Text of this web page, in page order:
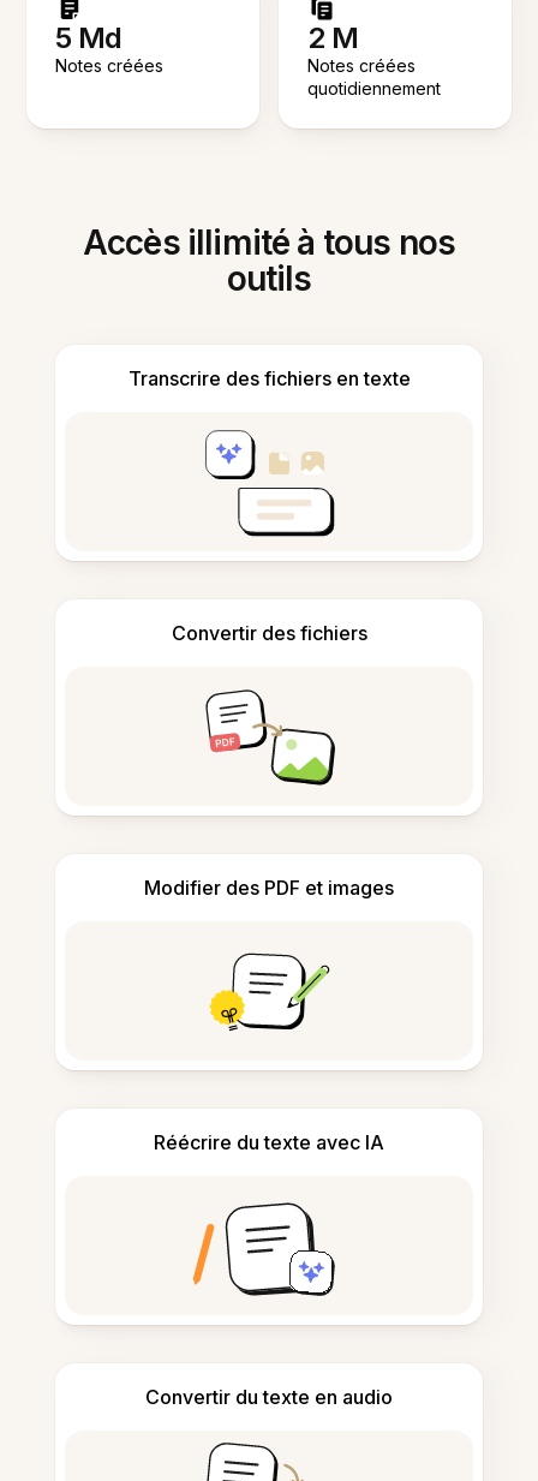
5 Md
Notes créées
2 M
Notes créées
quotidiennement
Accès illimité à tous nos
outils
Transcrire des fichiers en texte
Convertir des fichiers
Modifier des PDF et images
Réécrire du texte avec IA
Convertir du texte en audio